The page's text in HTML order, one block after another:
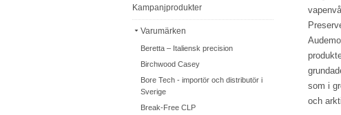
Kampanjprodukter
Varumärken
Beretta – Italiensk precision
Birchwood Casey
Bore Tech - importör och distributör i
Sverige
Break-Free CLP
som i
och